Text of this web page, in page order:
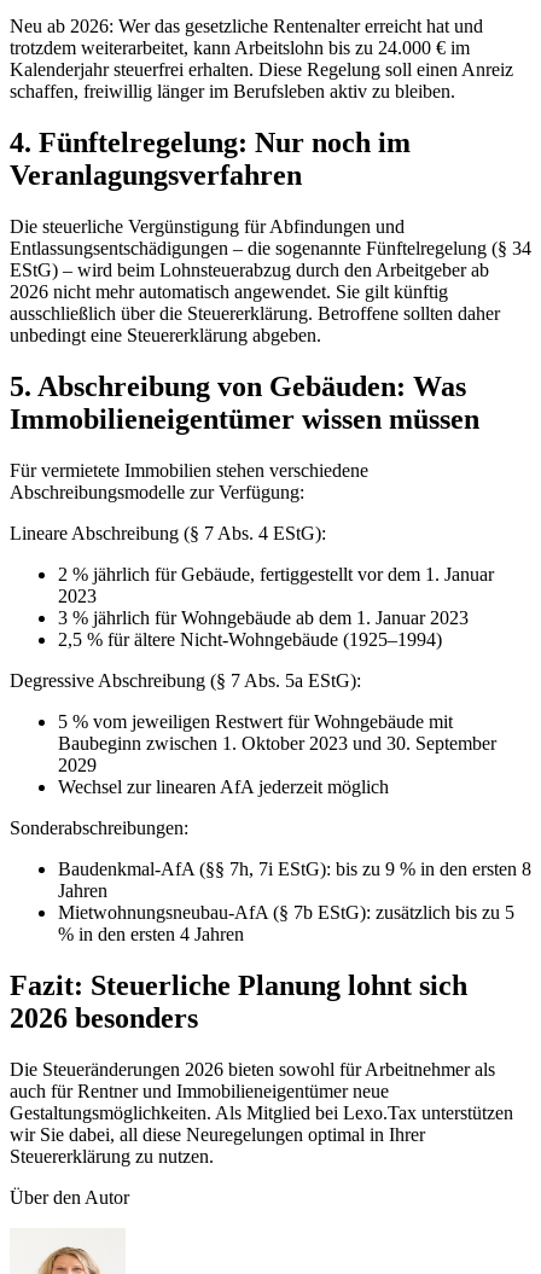
Neu ab 2026: Wer das gesetzliche Rentenalter erreicht hat und
trotzdem weiterarbeitet, kann Arbeitslohn bis zu 24.000 € im
Kalenderjahr steuerfrei erhalten. Diese Regelung soll einen Anreiz
schaffen, freiwillig länger im Berufsleben aktiv zu bleiben.
4. Fünftelregelung: Nur noch im
Veranlagungsverfahren
Die steuerliche Vergünstigung für Abfindungen und
Entlassungsentschädigungen – die sogenannte Fünftelregelung (§ 34
EStG) – wird beim Lohnsteuerabzug durch den Arbeitgeber ab
2026 nicht mehr automatisch angewendet. Sie gilt künftig
ausschließlich über die Steuererklärung. Betroffene sollten daher
unbedingt eine Steuererklärung abgeben.
5. Abschreibung von Gebäuden: Was
Immobilieneigentümer wissen müssen
Für vermietete Immobilien stehen verschiedene
Abschreibungsmodelle zur Verfügung:
Lineare Abschreibung (§ 7 Abs. 4 EStG):
2 % jährlich für Gebäude, fertiggestellt vor dem 1. Januar
2023
3 % jährlich für Wohngebäude ab dem 1. Januar 2023
2,5 % für ältere Nicht-Wohngebäude (1925–1994)
Degressive Abschreibung (§ 7 Abs. 5a EStG):
5 % vom jeweiligen Restwert für Wohngebäude mit
Baubeginn zwischen 1. Oktober 2023 und 30. September
2029
Wechsel zur linearen AfA jederzeit möglich
Sonderabschreibungen:
Baudenkmal-AfA (§§ 7h, 7i EStG): bis zu 9 % in den ersten 8
Jahren
Mietwohnungsneubau-AfA (§ 7b EStG): zusätzlich bis zu 5
% in den ersten 4 Jahren
Fazit: Steuerliche Planung lohnt sich
2026 besonders
Die Steueränderungen 2026 bieten sowohl für Arbeitnehmer als
auch für Rentner und Immobilieneigentümer neue
Gestaltungsmöglichkeiten. Als Mitglied bei Lexo.Tax unterstützen
wir Sie dabei, all diese Neuregelungen optimal in Ihrer
Steuererklärung zu nutzen.
Über den Autor